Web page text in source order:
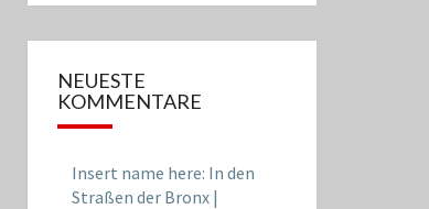
NEUESTE
KOMMENTARE
Insert name here: In den
Straßen der Bronx |